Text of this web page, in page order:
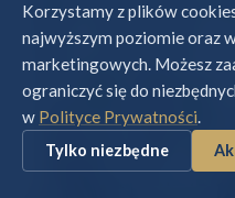
Korzystamy z plików
najwyższym poziomie oraz
marketingowych. Możesz
ograniczyć się do
w Polityce Prywatności.
Tylko niezbędne